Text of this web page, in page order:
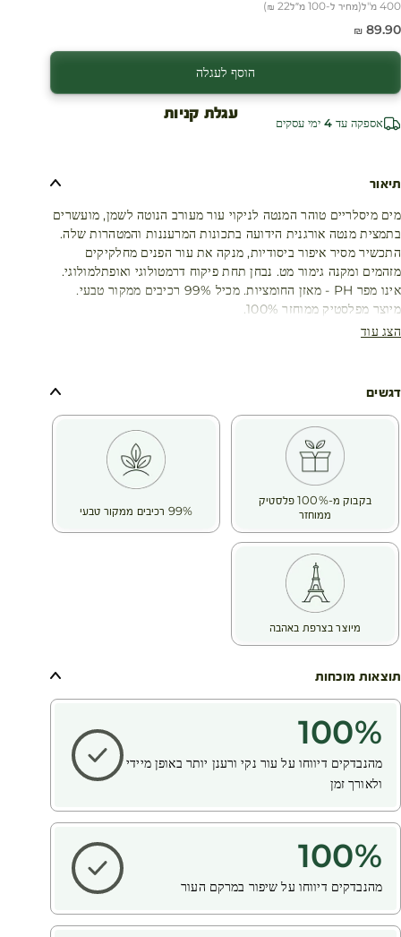
עגלת קניות
400 מ"ל (מחיר ל-100 מ״ל 22 ₪
)
מחיר מבצע
89.90 ₪
הוסף לעגלה
אספקה עד 4 ימי עסקים
תיאור
מים מיסלריים טוהר המנטה לניקוי עור מעורב הנוטה לשמן, מועשרים
בתמצית מנטה אורגנית הידועה בתכונות המרעננות והמטהרות שלה.
התכשיר מסיר איפור ביסודיות, מנקה את עור הפנים מחלקיקים
מזהמים ומקנה גימור מט. נבחן תחת פיקוח דרמטולוגי ואופתלמולוגי.
אינו מפר PH - מאזן החומציות. מכיל 99% רכיבים ממקור טבעי.
מיוצר מפלסטיק ממוחזר 100%.
הצג עוד
דגשים
בקבוק מ-100% פלסטיק
ממוחזר
99% רכיבים ממקור טבעי
מיוצר בצרפת באהבה
תוצאות מוכחות
100%
מהנבדקים דיווחו על עור נקי ורענן יותר באופן מיידי
ולאורך זמן
100%
מהנבדקים דיווחו על שיפור במרקם העור